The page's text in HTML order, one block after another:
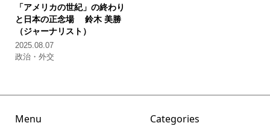
「アメリカの世紀」の終わり
と日本の正念場
鈴木 美勝
（ジャーナリスト）
2025.08.07
政治・外交
Menu Categories